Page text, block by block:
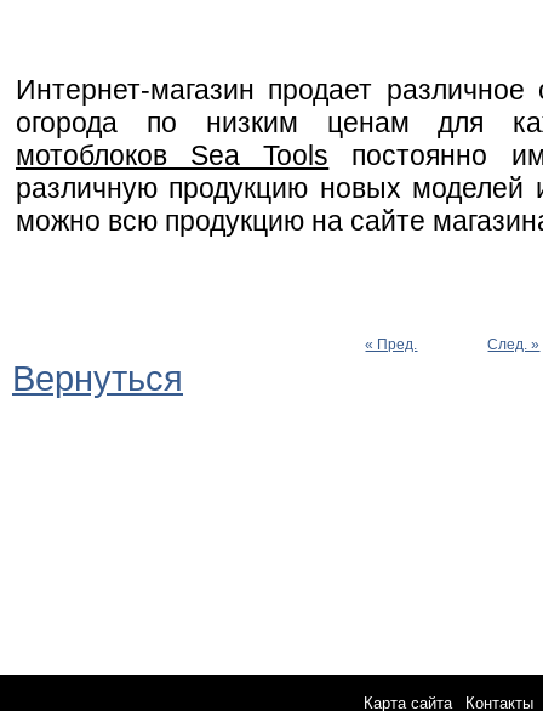
Интернет-магазин продает
огорода по низким ценам для
мотоблоков Sea Tools постоянно
различную продукцию новых моделей
можно всю продукцию на сайте
« Пред. След. »
Вернуться
Карта сайта| Контакты